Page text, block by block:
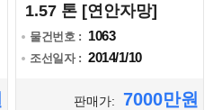
1.57 톤 [연안자망]
물건번호 : 1063
조선일자 : 2014/1/10
판매가: 7000만원